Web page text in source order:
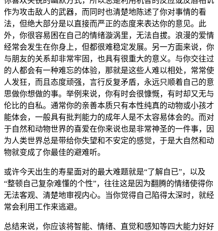
作为攻击敌人的武器，而同时也清楚地陈述了你对事情的看
法，但绝大部分是以直接而严正的态度来表达你的意见。此
外，你很容易困在自己的情绪漩涡里，无法自拔。浪漫的爱情
经常会发生在你身上，但都很难稳定发展。另一方面来说，你
与朋友的关系却非常牢固，也具有很重大的意义。与你交往过
的人都会有一种难忘的体验，那就是这些人难以相处，常常使
人发狂，而且态度顽强，言行反复矛盾，永远只顺着自己的意
思做你想做的事。举例来说，你有时会很慷慨，有时却又无与
伦比的自私。通常你的亲善本质只有本性纯真的动物或小孩才
能体会，一般具有批判能力的成年人是不太容易体会的。而对
于自然和动物世界的喜爱在你来说也是非常神圣的一件事，因
为人类世界总是带给你失望和不安定的感觉，于是大自然和动
物就变成了你最佳的避难听。
或许今天出生的寿星面对的最大难题就是“了解自已”，以及
“整顿自己复杂难懂的个性”，往往这是因为翻腾的情绪使得你
无法客观、清楚地审视内心。当你觉得自己陷得太深时，就经
常会利用工作来逃避。
总结来说，你应该将智能、情绪、直觉和感知等四大能力好好